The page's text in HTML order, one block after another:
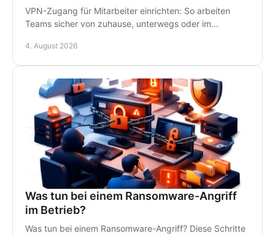
VPN-Zugang für Mitarbeiter einrichten: So arbeiten
Teams sicher von zuhause, unterwegs oder im
Support.
4. August 2026
Was tun bei einem Ransomware-Angriff
im Betrieb?
Was tun bei einem Ransomware-Angriff? Diese Schritte